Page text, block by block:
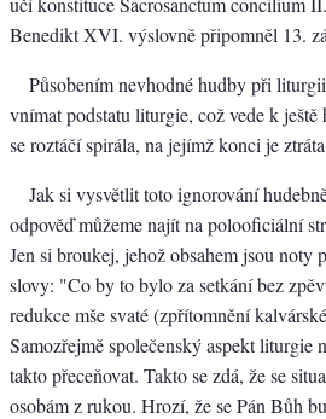
Benedikt XVI. výslovně připomněl 13.
Působením nevhodné hudby při
vnímat podstatu liturgie, což vede k
se roztáčí spirála, na jejímž konci je
Jak si vysvětlit toto ignorování
odpověď můžeme najít na polooficiální
Jen si broukej, jehož obsahem jsou noty
slovy: "Co by to bylo za setkání bez
redukce mše svaté (zpřítomnění
Samozřejmě společenský aspekt liturgie
takto přeceňovat. Takto se zdá, že se
osobám z rukou. Hrozí, že se Pán Bůh